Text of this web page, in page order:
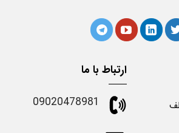
ارتباط با ما
09020478981